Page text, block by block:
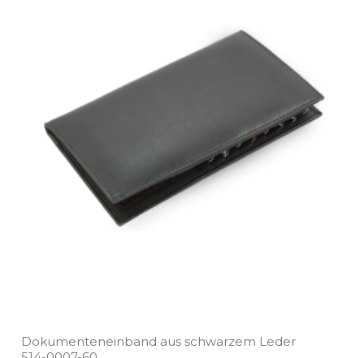
Dokumenteneinband aus schwarzem Leder